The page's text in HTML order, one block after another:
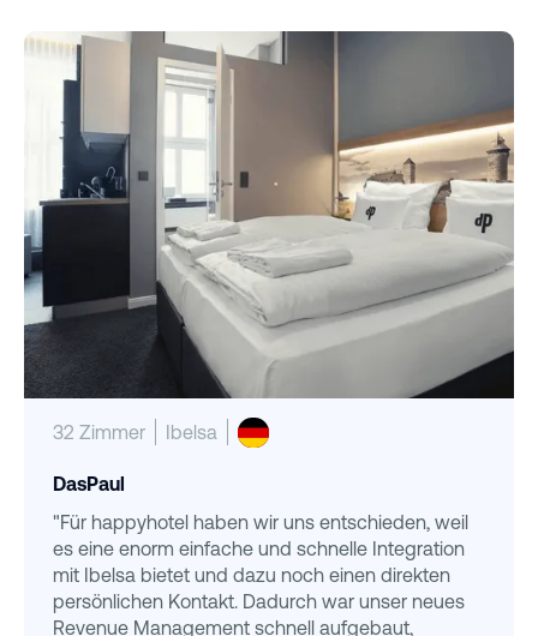
32 Zimmer Ibelsa
DasPaul
"Für happyhotel haben wir uns entschieden, weil
es eine enorm einfache und schnelle Integration
mit Ibelsa bietet und dazu noch einen direkten
persönlichen Kontakt. Dadurch war unser neues
Revenue Management schnell aufgebaut,